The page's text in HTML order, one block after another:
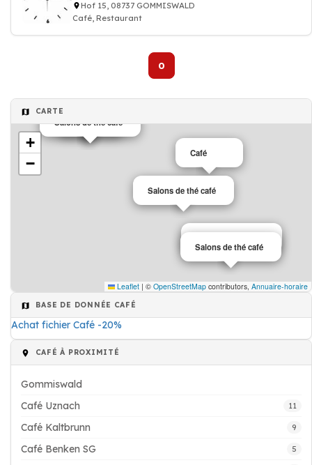
Hof 15, 08737 GOMMISWALD
Café, Restaurant
0
CARTE
Café
Café
Salons de thé café
Salons de thé café
Salons de thé café
+
−
Leaflet | © OpenStreetMap contributors, Annuaire-horaire
BASE DE DONNÉE CAFÉ
Achat fichier Café -20%
CAFÉ À PROXIMITÉ
Gommiswald
Café Uznach
11
Café Kaltbrunn 9
Café Benken SG 5